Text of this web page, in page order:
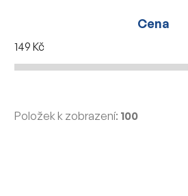
Cena
149 Kč
Položek k zobrazení: 100